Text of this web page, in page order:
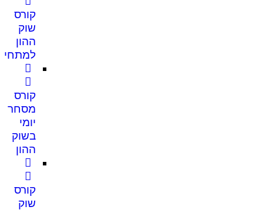
קורס
שוק
ההון
קורס
מסחר
יומי
בשוק
ההון
קורס
שוק